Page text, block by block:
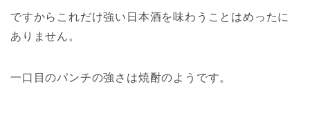
ですからこれだけ強い日本酒を味わうことはめったに
ありません。
一口目のパンチの強さは焼酎のようです。